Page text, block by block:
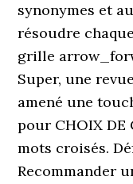
synonymes et
résoudre
grille
Super, une
amené une
pour CHOIX DE
mots croisés.
Recommander